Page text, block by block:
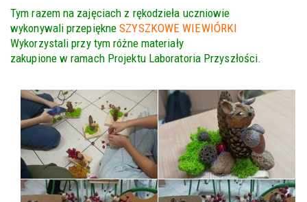
Tym razem na zajęciach z rękodzieła uczniowie
wykonywali przepiękneSZYSZKOWE WIEWIÓRKI
Wykorzystali przy tym różne materiały
zakupione w ramach Projektu Laboratoria Przyszłości.